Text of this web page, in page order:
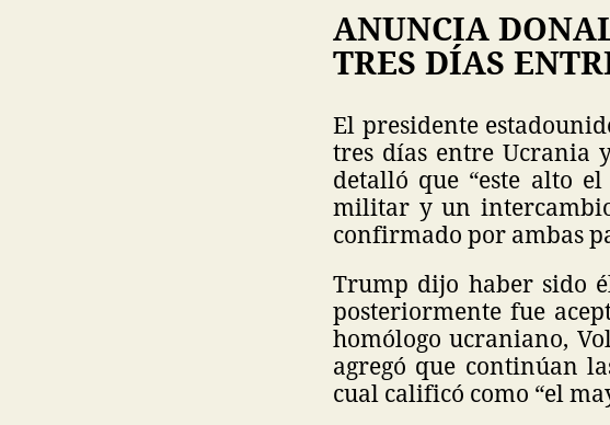
ANUNCIA
TRES DÍAS
El presidente
tres días entre Ucrania
detalló que “este alto
militar y un
confirmado por ambas
Trump dijo haber sido
posteriormente fue
homólogo ucraniano,
agregó que continúan
cual calificó como “el